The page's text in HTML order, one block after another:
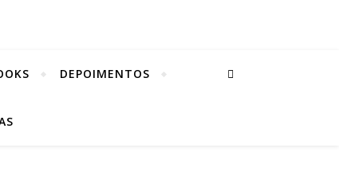
DEPOIMENTOS